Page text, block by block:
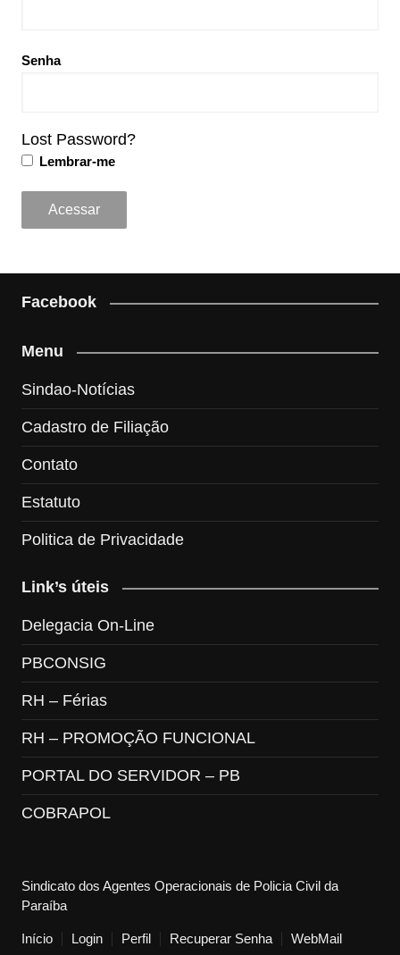
Senha
Lost Password?
Lembrar-me
Facebook
Menu
Sindao-Notícias
Cadastro de Filiação
Contato
Estatuto
Politica de Privacidade
Link’s úteis
Delegacia On-Line
PBCONSIG
RH – Férias
RH – PROMOÇÃO FUNCIONAL
PORTAL DO SERVIDOR – PB
COBRAPOL
Sindicato dos Agentes Operacionais de Policia Civil da
Paraíba
Início Login Perfil Recuperar Senha WebMail